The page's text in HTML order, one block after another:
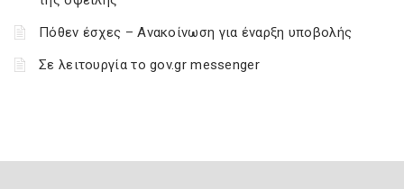
Πόθεν έσχες – Ανακοίνωση για έναρξη υποβολής
Σε λειτουργία το gov.gr messenger